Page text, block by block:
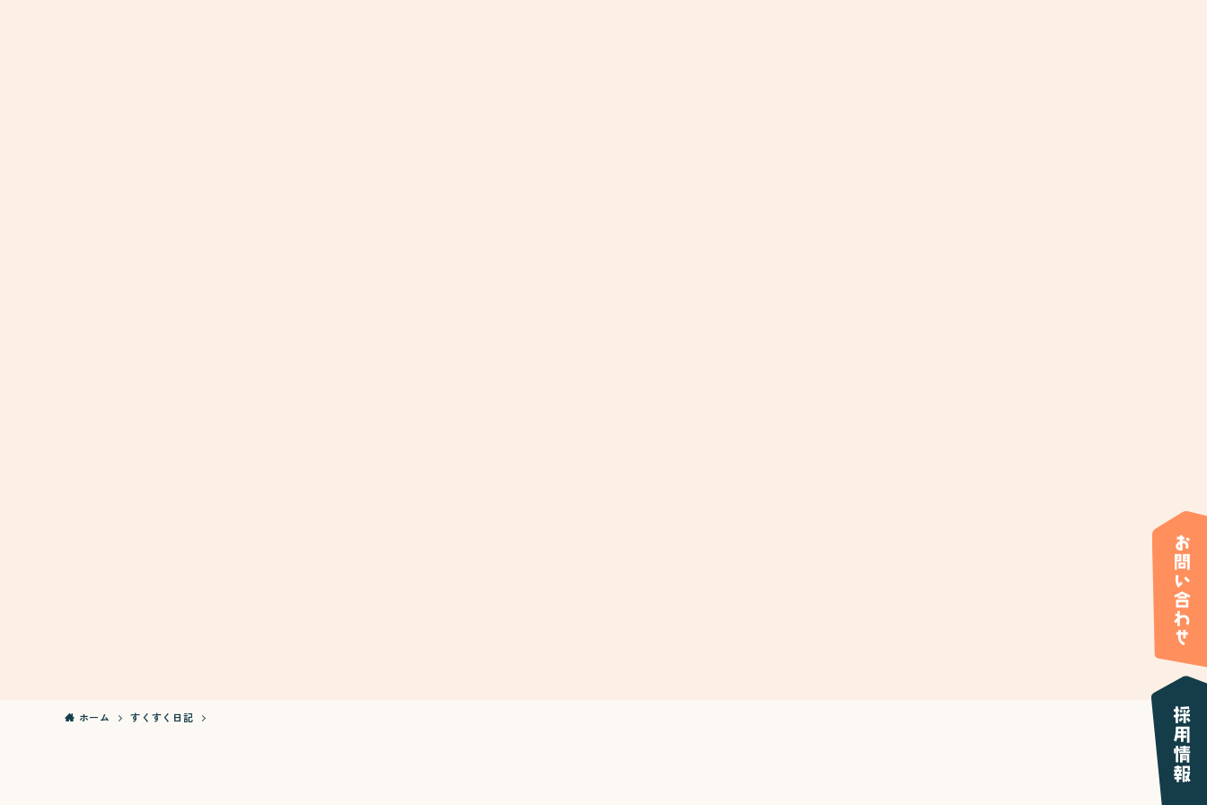
ホーム すくすく日記